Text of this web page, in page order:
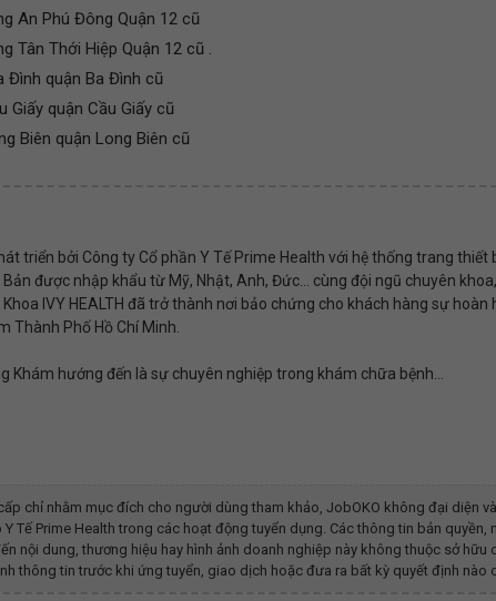
An Phú Đông Quận 12 cũ
Tân Thới Hiệp Quận 12 cũ .
Đình quận Ba Đình cũ
Giấy quận Cầu Giấy cũ
Biên quận Long Biên cũ
triển bởi Công ty Cổ phần Y Tế Prime Health với hệ thống trang thiết
được nhập khẩu từ Mỹ, Nhật, Anh, Đức... cùng đội ngũ chuyên
IVY HEALTH đã trở thành nơi bảo chứng cho khách hàng sự
Thành Phố Hồ Chí Minh.
Khám hướng đến là sự chuyên nghiệp trong khám chữa bệnh...
chỉ nhằm mục đích cho người dùng tham khảo, JobOKO không đại diện
Y Tế Prime Health trong các hoạt động tuyển dụng. Các thông tin bản quyền,
nội dung, thương hiệu hay hình ảnh doanh nghiệp này không thuộc sở hữu
thông tin trước khi ứng tuyển, giao dịch hoặc đưa ra bất kỳ quyết định nào